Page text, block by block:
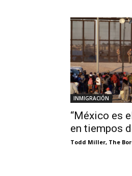
INMIGRACIÓN
“México es
en tiempos
Todd Miller, The